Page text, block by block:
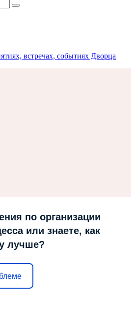
встречах, событиях Дворца
по организации
или знаете, как
лучше?